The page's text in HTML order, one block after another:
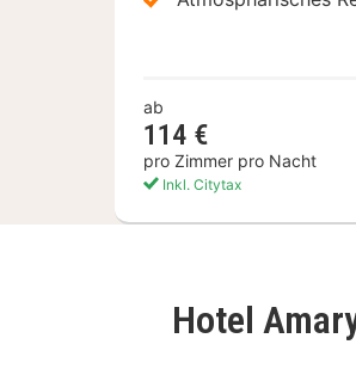
ab
114 €
pro Zimmer pro Nacht
Inkl. Citytax
Hotel